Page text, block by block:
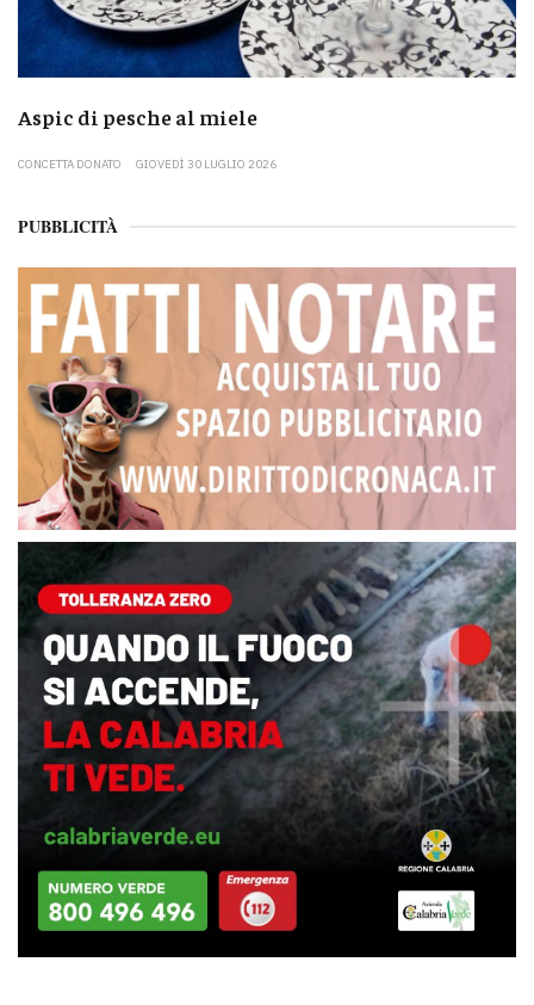
Aspic di pesche al miele
CONCETTA DONATO GIOVEDÌ 30 LUGLIO 2026
PUBBLICITÀ